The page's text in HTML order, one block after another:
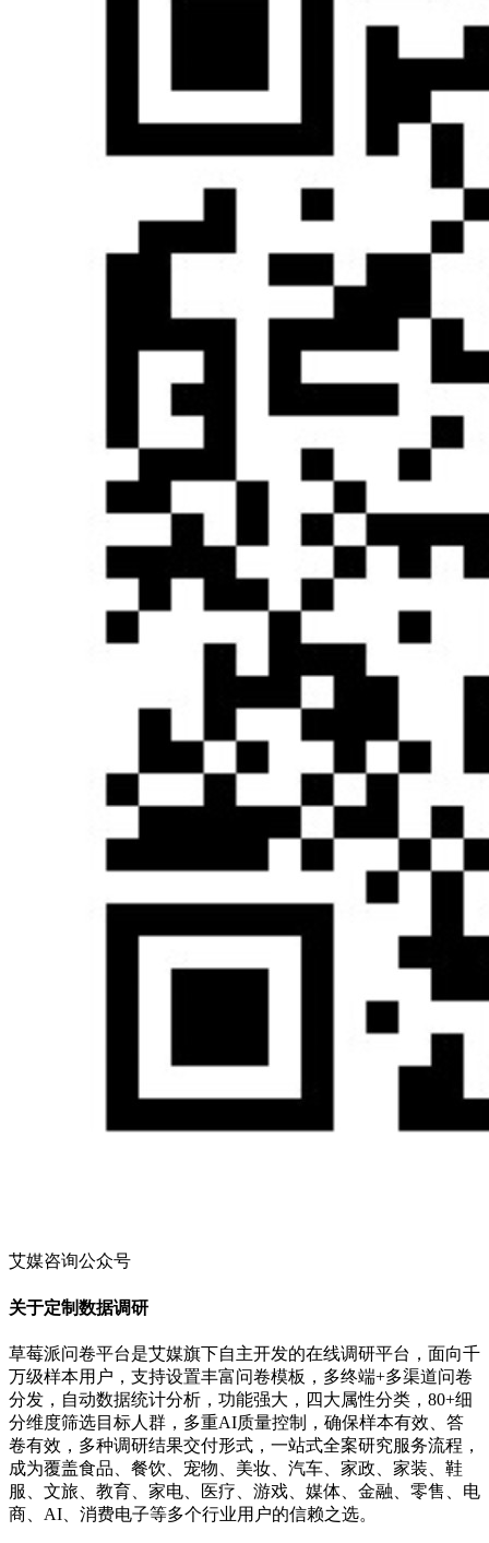
艾媒咨询公众号
关于定制数据调研
草莓派问卷平台是艾媒旗下自主开发的在线调研平台，面向千
万级样本用户，支持设置丰富问卷模板，多终端+多渠道问卷
分发，自动数据统计分析，功能强大，四大属性分类，80+细
分维度筛选目标人群，多重AI质量控制，确保样本有效、答
卷有效，多种调研结果交付形式，一站式全案研究服务流程，
成为覆盖食品、餐饮、宠物、美妆、汽车、家政、家装、鞋
服、文旅、教育、家电、医疗、游戏、媒体、金融、零售、电
商、AI、消费电子等多个行业用户的信赖之选。